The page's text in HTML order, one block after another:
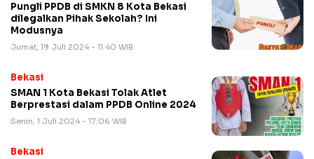
Pungli PPDB di SMKN 8 Kota Bekasi
dilegalkan Pihak Sekolah? Ini
Modusnya
Jumat, 19 Juli 2024 - 11:40 WIB
Bekasi
SMAN 1 Kota Bekasi Tolak Atlet
Berprestasi dalam PPDB Online 2024
Senin, 1 Juli 2024 - 17:06 WIB
Bekasi